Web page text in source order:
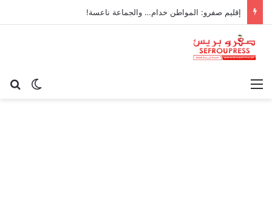
إقليم صفرو: المواطن خدام… والجماعة ناعسة!
الوضع القائمة